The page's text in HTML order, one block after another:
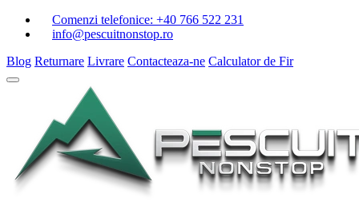
Comenzi telefonice: +40 766 522 231
info@pescuitnonstop.ro
Blog Returnare Livrare Contacteaza-ne Calculator de Fir